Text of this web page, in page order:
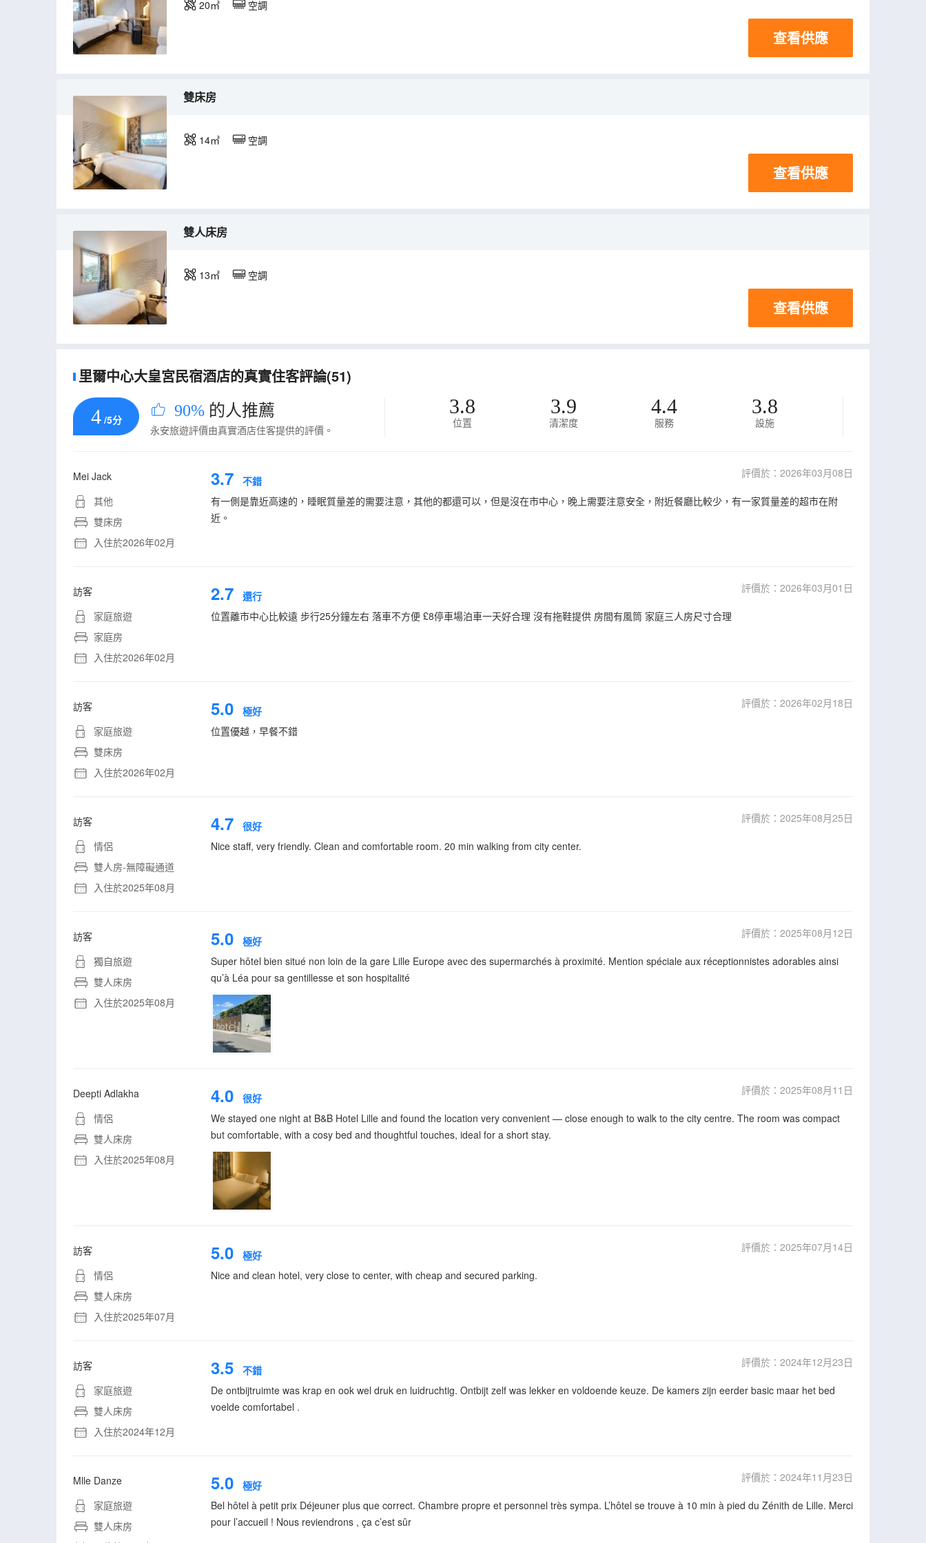
20㎡ 空調
查看供應
雙床房
14㎡ 空調
查看供應
雙人床房
13㎡ 空調
查看供應
里爾中心大皇宮民宿酒店的真實住客評論(51)
4 /5分 90% 的人推薦
永安旅遊評價由真實酒店住客提供的評價。
3.8
位置
3.9
清潔度
4.4
服務
3.8
設施
Mei Jack
其他
雙床房
入住於2026年02月
3.7 不錯
評價於：2026年03月08日
有一側是靠近高速的，睡眠質量差的需要注意，其他的都還可以，但是沒在市中心，晚上需要注意安全，附近餐廳比較少，有一家質量差的超市在附
近。
訪客
家庭旅遊
家庭房
入住於2026年02月
2.7 還行
評價於：2026年03月01日
位置離市中心比較遠 步行25分鐘左右 落車不方便 £8停車場泊車一天好合理 沒有拖鞋提供 房間有風筒 家庭三人房尺寸合理
訪客
家庭旅遊
雙床房
入住於2026年02月
5.0 極好
評價於：2026年02月18日
位置優越，早餐不錯
訪客
情侶
雙人房-無障礙通道
入住於2025年08月
4.7 很好
評價於：2025年08月25日
Nice staff, very friendly. Clean and comfortable room. 20 min walking from city center.
訪客
獨自旅遊
雙人床房
入住於2025年08月
5.0 極好
評價於：2025年08月12日
Super hôtel bien situé non loin de la gare Lille Europe avec des supermarchés à proximité. Mention spéciale aux réceptionnistes adorables ainsi
qu’à Léa pour sa gentillesse et son hospitalité
Deepti Adlakha
情侶
雙人床房
入住於2025年08月
4.0 很好
評價於：2025年08月11日
We stayed one night at B&B Hotel Lille and found the location very convenient — close enough to walk to the city centre. The room was compact
but comfortable, with a cosy bed and thoughtful touches, ideal for a short stay.
訪客
情侶
雙人床房
入住於2025年07月
5.0 極好
評價於：2025年07月14日
Nice and clean hotel, very close to center, with cheap and secured parking.
訪客
家庭旅遊
雙人床房
入住於2024年12月
3.5 不錯
評價於：2024年12月23日
De ontbijtruimte was krap en ook wel druk en luidruchtig. Ontbijt zelf was lekker en voldoende keuze. De kamers zijn eerder basic maar het bed
voelde comfortabel .
Mlle Danze
家庭旅遊
雙人床房
5.0 極好
評價於：2024年11月23日
Bel hôtel à petit prix Déjeuner plus que correct. Chambre propre et personnel très sympa. L’hôtel se trouve à 10 min à pied du Zénith de Lille. Merci
pour l’accueil ! Nous reviendrons , ça c’est sûr